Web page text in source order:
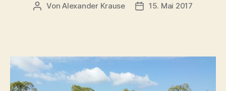
Beitragsautor
VonAlexander Krause Beitragsdatum
15. Mai 2017